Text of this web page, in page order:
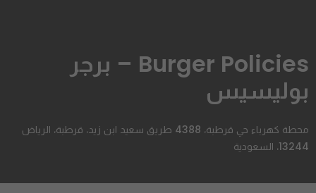
Burger Policies – برجر
بوليسيس
محطة كهرباء حي قرطبة، 4388 طريق سعيد ابن زيد، قرطبة، الرياض
13244، السعودية